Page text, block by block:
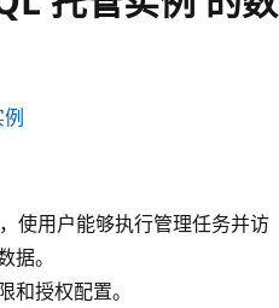
使用户能够执行管理任务并访
据。
和授权配置。